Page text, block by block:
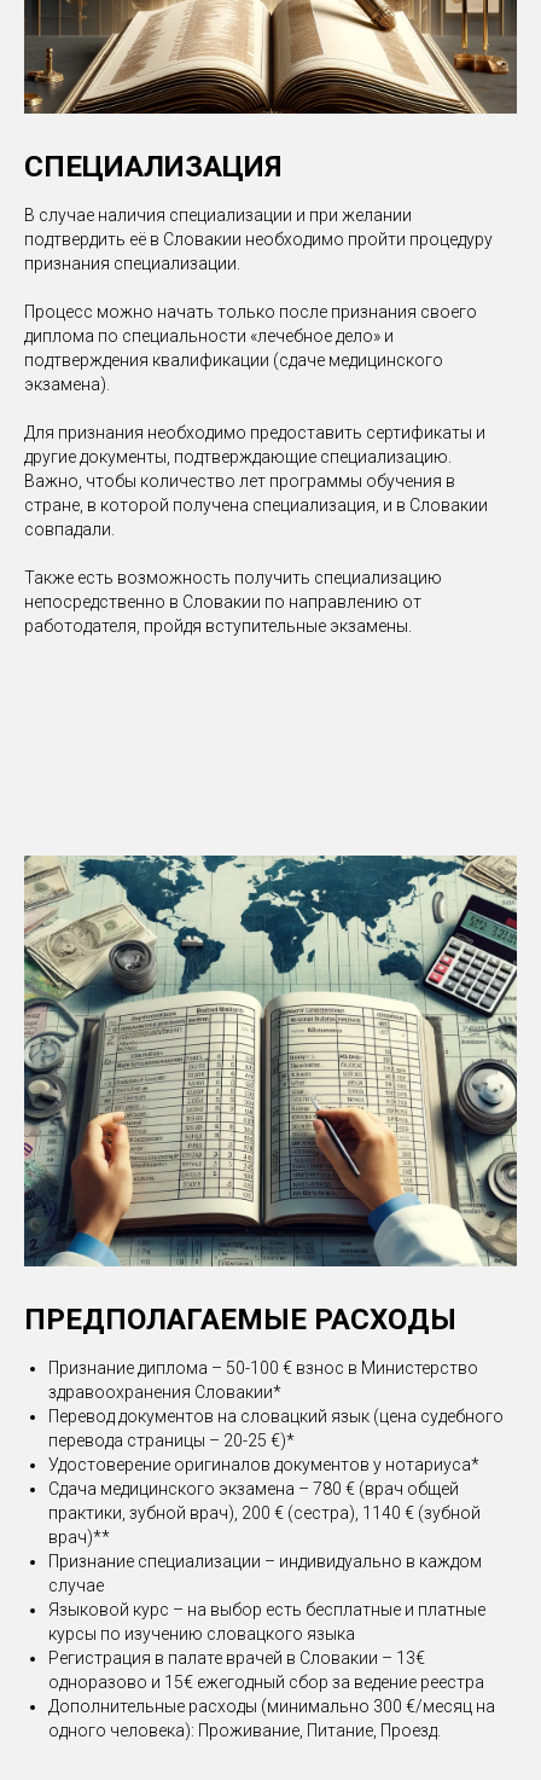
СПЕЦИАЛИЗАЦИЯ
В случае наличия специализации и при желании
подтвердить её в Словакии необходимо пройти процедуру
признания специализации.
Процесс можно начать только после признания своего
диплома по специальности «лечебное дело» и
подтверждения квалификации (сдаче медицинского
экзамена).
Для признания необходимо предоставить сертификаты и
другие документы, подтверждающие специализацию.
Важно, чтобы количество лет программы обучения в
стране, в которой получена специализация, и в Словакии
совпадали.
Также есть возможность получить специализацию
непосредственно в Словакии по направлению от
работодателя, пройдя вступительные экзамены.
ПРЕДПОЛАГАЕМЫЕ РАСХОДЫ
Признание диплома – 50-100 € взнос в Министерство
здравоохранения Словакии*
Перевод документов на словацкий язык (цена судебного
перевода страницы – 20-25 €)*
Удостоверение оригиналов документов у нотариуса*
Сдача медицинского экзамена – 780 € (врач общей
практики, зубной врач), 200 € (сестра), 1140 € (зубной
врач)**
Признание специализации – индивидуально в каждом
случае
Языковой курс – на выбор есть бесплатные и платные
курсы по изучению словацкого языка
Регистрация в палате врачей в Словакии – 13€
одноразово и 15€ ежегодный сбор за ведение реестра
Дополнительные расходы (минимально 300 €/месяц на
одного человека): Проживание, Питание, Проезд.